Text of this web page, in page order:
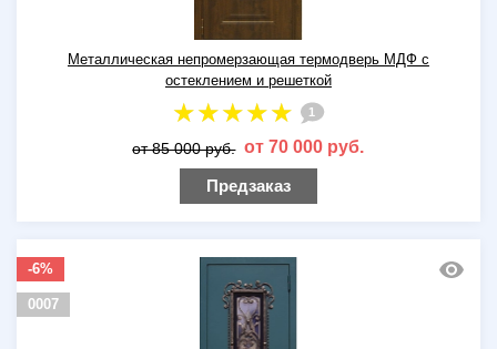
Металлическая непромерзающая термодверь МДФ с
остеклением и решеткой
1
от 85 000 руб. от 70 000 руб.
Предзаказ
-6%
0007